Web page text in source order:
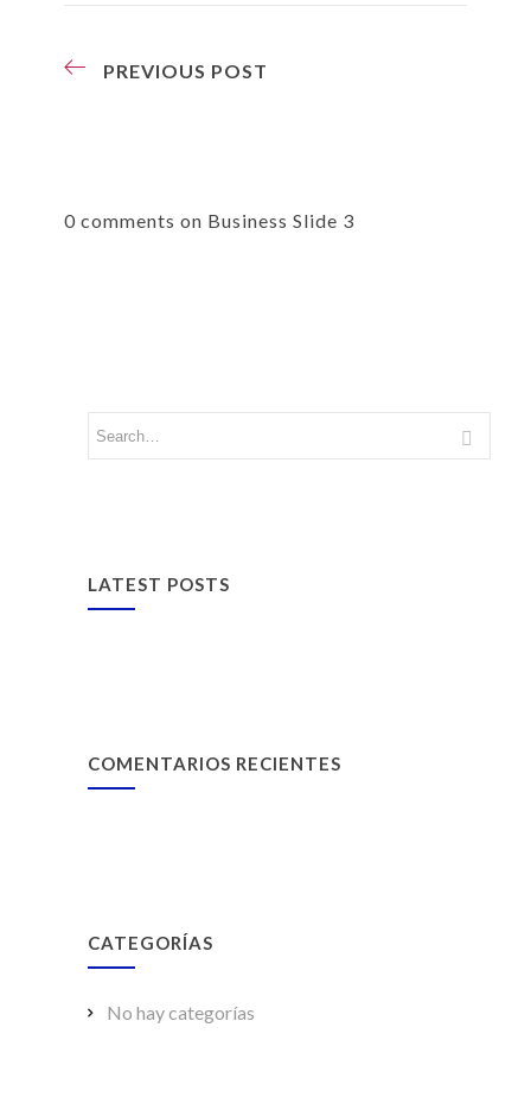
PREVIOUS POST
0 comments on Business Slide 3
LATEST POSTS
COMENTARIOS RECIENTES
CATEGORÍAS
No hay categorías